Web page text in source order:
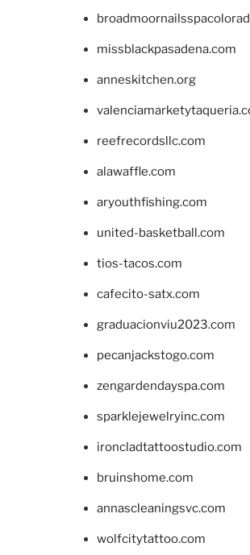
missblackpasadena.com
anneskitchen.org
reefrecordsllc.com
alawaffle.com
aryouthfishing.com
united-basketball.com
tios-tacos.com
cafecito-satx.com
graduacionviu2023.com
pecanjackstogo.com
zengardendayspa.com
sparklejewelryinc.com
ironcladtattoostudio.com
bruinshome.com
annascleaningsvc.com
wolfcitytattoo.com